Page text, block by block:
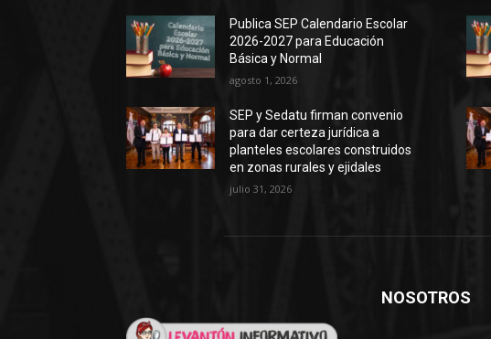
Publica SEP Calendario Escolar
2026-2027 para Educación
Básica y Normal
agosto 1, 2026
SEP y Sedatu firman convenio
para dar certeza jurídica a
planteles escolares construidos
en zonas rurales y ejidales
julio 31, 2026
NOSOTROS